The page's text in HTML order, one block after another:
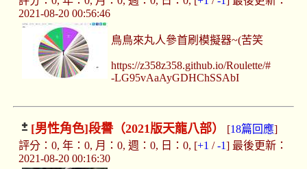
2021-08-20 00:56:46
鳥鳥來丸人參首刷模擬器~(苦笑
https://z358z358.github.io/Roulette/#
-LG95vAaAyGDHChSSAbI
[男性角色]段譽（2021版天龍八部） [18篇回應]
評分：0, 年：0, 月：0, 週：0, 日：0, [+1 /-1] 最後更新：
2021-08-20 00:16:30